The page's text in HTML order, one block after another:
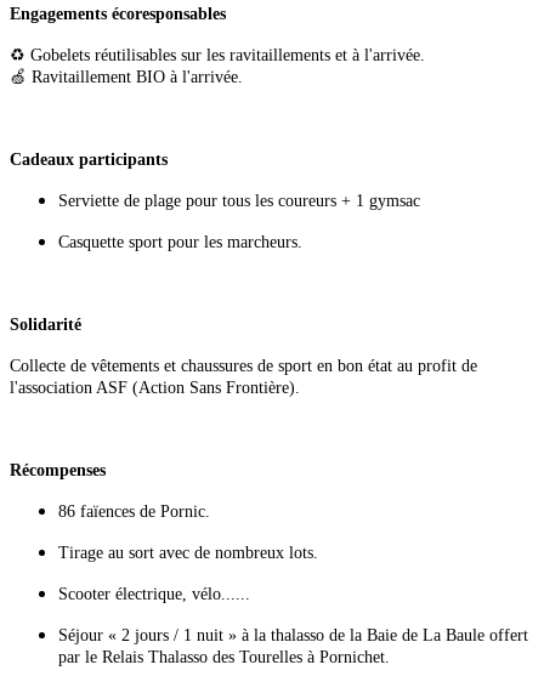
Engagements écoresponsables
♻️ Gobelets réutilisables sur les ravitaillements et à l'arrivée.
🍏 Ravitaillement BIO à l'arrivée.
Cadeaux participants
Serviette de plage pour tous les coureurs + 1 gymsac
Casquette sport pour les marcheurs.
Solidarité
Collecte de vêtements et chaussures de sport en bon état au profit de
l'association ASF (Action Sans Frontière).
Récompenses
86 faïences de Pornic.
Tirage au sort avec de nombreux lots.
Scooter électrique, vélo......
Séjour « 2 jours / 1 nuit » à la thalasso de la Baie de La Baule offert
par le Relais Thalasso des Tourelles à Pornichet.